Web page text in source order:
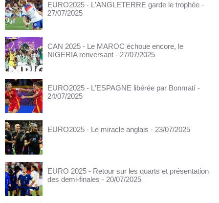
EURO2025 - L'ANGLETERRE garde le trophée -
27/07/2025
CAN 2025 - Le MAROC échoue encore, le
NIGERIA renversant - 27/07/2025
EURO2025 - L'ESPAGNE libérée par Bonmatí -
24/07/2025
EURO2025 - Le miracle anglais - 23/07/2025
EURO 2025 - Retour sur les quarts et présentation
des demi-finales - 20/07/2025